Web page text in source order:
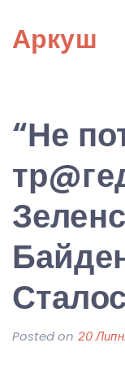
content
Аркуш
“Не
Posted on 20